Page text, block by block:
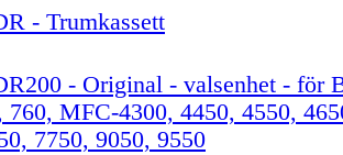
- Trumkassett
- Original - valsenhet - för
760, MFC-4300, 4450, 4550,
7750, 9050, 9550